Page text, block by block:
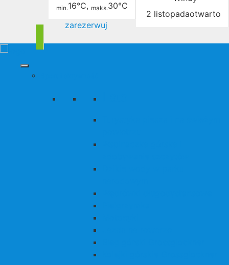
2 listopadaotwarto
min.16°C, maks.30°C
zarezerwuj